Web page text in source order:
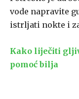
vode napravite
istrljati nokte i
Kako liječiti
pomoć bilja